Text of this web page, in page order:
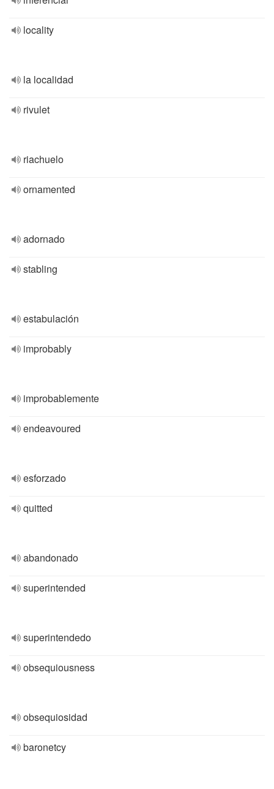
locality
la localidad
rivulet
riachuelo
ornamented
adornado
stabling
estabulación
improbably
improbablemente
endeavoured
esforzado
quitted
abandonado
superintended
superintendedo
obsequiousness
obsequiosidad
baronetcy